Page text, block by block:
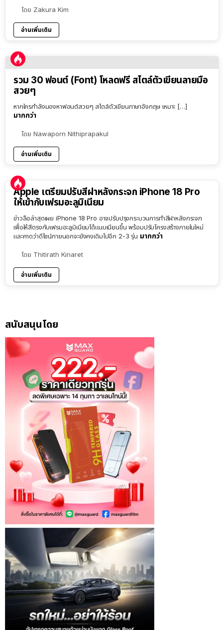
โดย Zakura Kim
อ่านเพิ่มเติม
รวม 30 ฟอนต์ (Font) โหลดฟรี สไตล์ตัวเขียนลายมือ
สวยๆ
หากใครกำลังมองหาฟอนต์สวยๆ สไตล์ตัวเขียนภาษาอังกฤษ เหมาะ […]
มากกว่า
โดย Nawaporn Nithiprapakul
อ่านเพิ่มเติม
Apple เตรียมปรับสีฝาหลังกระจก iPhone 18 Pro
ให้เข้ากับเฟรมอะลูมิเนียม
ข่าวลือล่าสุดเผย iPhone 18 Pro อาจปรับปรุงกระบวนการทำสีฝาหลังกระจก
เพื่อให้สีตรงกับเฟรมอะลูมิเนียมได้แนบเนียนขึ้น พร้อมปรับโครงสร้างภายในใหม่
และคาดว่าดีไซน์ภายนอกจะยังคงเดิมไปอีก 2-3 รุ่น มากกว่า
โดย Thitirath Kinaret
อ่านเพิ่มเติม
สนับสนุนโดย